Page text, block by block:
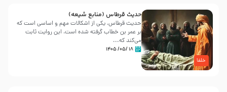
خلفا
حدیث قرطاس (منابع شیعه)
حدیث قرطاس، یکی از اشکالات مهم و اساسی است که
بر عمر بن خطاب گرفته شده است، این روایت ثابت
می‌کند که...
۱۸ /۰۵/ ۱۴۰۵